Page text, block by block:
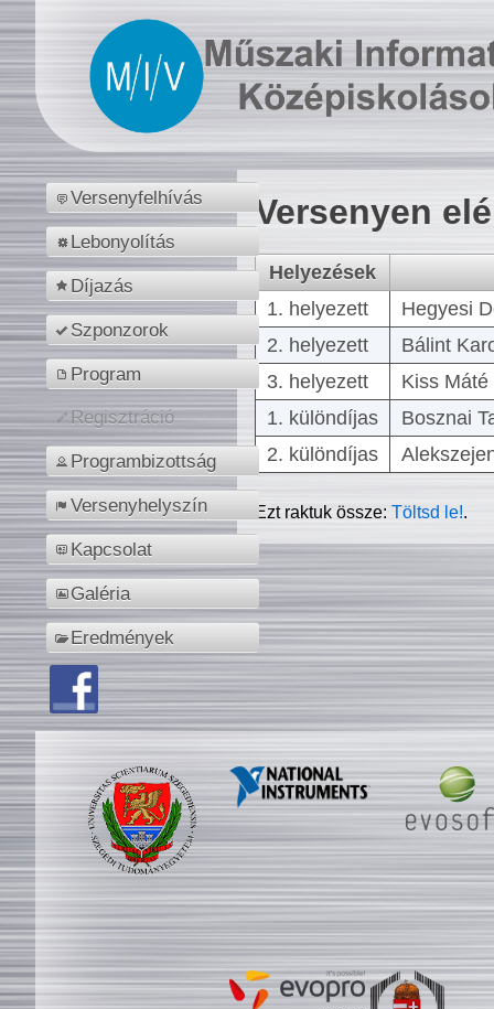
Versenyfelhívás
Lebonyolítás
Díjazás
Szponzorok
Program
Regisztráció
Programbizottság
Versenyhelyszín
Kapcsolat
Galéria
Eredmények
Versenyen
Helyezések
1. helyezett
Hegyesi
2. helyezett
Bálint
3. helyezett
Kiss
1. különdíjas
Bosznai
2. különdíjas
Ezt raktuk össze:Töltsd le!.